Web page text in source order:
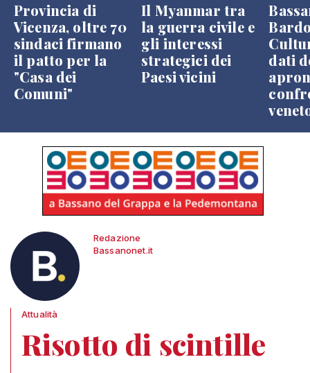
Provincia di
Vicenza, oltre 70
sindaci firmano
il patto per la
"Casa dei
Comuni"
Il Myanmar tra
la guerra civile e
gli interessi
strategici dei
Paesi vicini
dati
Redazione
Bassanonet.it
Attualità
Risotto di scintille